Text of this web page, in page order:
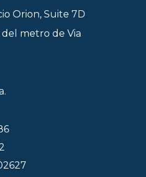
Orion, Suite 7D
metro de Via